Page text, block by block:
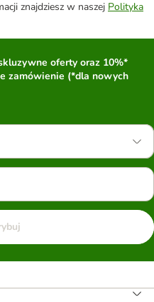
znajdziesz w naszej Polityka
oferty oraz 10%*
zamówienie (*dla nowych